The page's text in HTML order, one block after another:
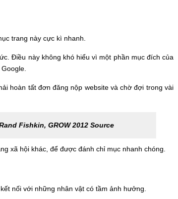
trang này cực kì nhanh.
Điều này không khó hiểu vì một phần mục đích của
hoàn tất đơn đăng nộp website và chờ đợi trong vài
Fishkin, GROW 2012 Source
xã hội khác, để được đánh chỉ mục nhanh chóng.
nối với những nhân vật có tầm ảnh hưởng.